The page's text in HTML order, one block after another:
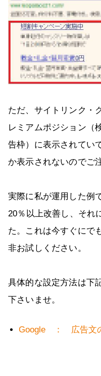
ただ、サイトリンク・
レミアムポジション（
告枠）に表示されてい
か表示されないのでご
実際に私が運用した例
20％以上改善し、それ
た。これは今すぐにで
非お試しください。
具体的な設定方法は下
下さいませ。
Google ： 広告文